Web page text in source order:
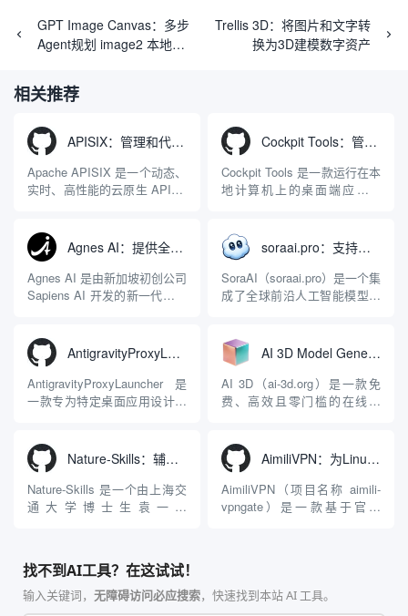
GPT Image Canvas：多步
Agent规划 image2 本地画
Trellis 3D：将图片和文字转
换为3D建模数字资产
相关推荐
APISIX：管理和代理API及大模型流量的高性能网关
Apache APISIX 是一个动态、
实时、高性能的云原生 API 网
LuaJIT 构建，并在 2019 年作
为顶级开源项目捐赠给
Apache 软件基金会。APISIX
彻底摒...
Cockpit Tools：管理多个AI编程IDE账号与配置多开独立实例的本地桌面应用
Cockpit Tools 是一款运行在本
地计算机上的桌面端应用程
程助手的账号与运行环境而设
计。它目前支持包括
Antigravity IDE、Codex、
GitHub Copilo...
Agnes AI：提供全模态模型免费API、支持图文视频生成与复杂工程执行的智能体平台
Agnes AI 是由新加坡初创公司
Sapiens AI 开发的新一代多模
限制，提供集文本、图像、视
频生成于一体的“全模态”大模
型能力。平台的核心产品矩阵
包括主打自动化工作流的
soraai.pro：支持多模型文字转视频和图像生成的在线创作工具
SoraAI（soraai.pro）是一个集
成了全球前沿人工智能模型的
者、营销人员及广大用户提供
一站式、开箱即用的视觉内容
生成解决方案。网站的核心优
势在于其强大的多模型聚合能
AntigravityProxyLauncher：免TUN全局代理使用Antigravity IDE
AntigravityProxyLauncher 是
一款专为特定桌面应用设计的
Windows 平台。当用户使用桌
面版 Gemini 客户端或
Antigravity IDE ...
AI 3D Model Generator：通过文本和图像快速生成3D模型的在线工具
AI 3D（ai-3d.org）是一款免
费、高效且零门槛的在线AI
动Seed 3D两大行业领先的AI
模型架构，致力于帮助用户无
需掌握复杂的3D拓扑知识或昂
贵的专业软件，即可在...
Nature-Skills：辅助撰写学术论文和绘制科研图表的智能体插件
Nature-Skills 是一个由上海交
通大学博士生袁一哲
合，专为顶级学术期刊（如
Nature、Science、Cell 等）
的论文撰写与发表流程设计。
该工具集以智能体插...
AimiliVPN：为Linux提供纯净出站家庭IP的VPN代理网关
AimiliVPN（项目名称 aimili-
vpngate）是一款基于官方
纯 Python 标准库编写，用户
无需安装...
找不到AI工具？在这试试！
输入关键词， 无障碍访问必应搜索，快速找到本站 AI 工具。